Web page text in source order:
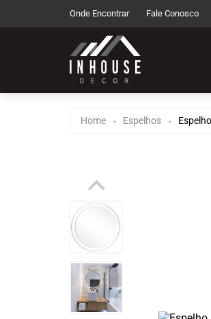
Onde Encontrar Fale Conosco
Home > Espelhos >